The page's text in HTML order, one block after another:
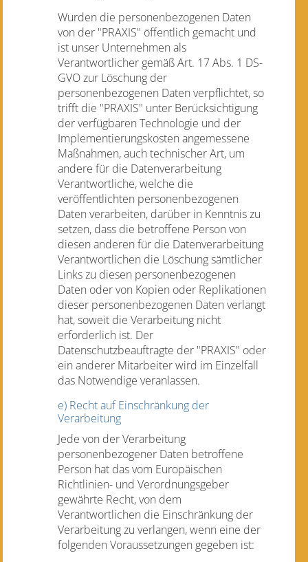
Wurden die personenbezogenen Daten
von der "PRAXIS" öffentlich gemacht und
ist unser Unternehmen als
Verantwortlicher gemäß Art. 17 Abs. 1 DS-
GVO zur Löschung der
personenbezogenen Daten verpflichtet, so
trifft die "PRAXIS" unter Berücksichtigung
der verfügbaren Technologie und der
Implementierungskosten angemessene
Maßnahmen, auch technischer Art, um
andere für die Datenverarbeitung
Verantwortliche, welche die
veröffentlichten personenbezogenen
Daten verarbeiten, darüber in Kenntnis zu
setzen, dass die betroffene Person von
diesen anderen für die Datenverarbeitung
Verantwortlichen die Löschung sämtlicher
Links zu diesen personenbezogenen
Daten oder von Kopien oder Replikationen
dieser personenbezogenen Daten verlangt
hat, soweit die Verarbeitung nicht
erforderlich ist. Der
Datenschutzbeauftragte der "PRAXIS" oder
ein anderer Mitarbeiter wird im Einzelfall
das Notwendige veranlassen.
e) Recht auf Einschränkung der
Verarbeitung
Jede von der Verarbeitung
personenbezogener Daten betroffene
Person hat das vom Europäischen
Richtlinien- und Verordnungsgeber
gewährte Recht, von dem
Verantwortlichen die Einschränkung der
Verarbeitung zu verlangen, wenn eine der
folgenden Voraussetzungen gegeben ist: